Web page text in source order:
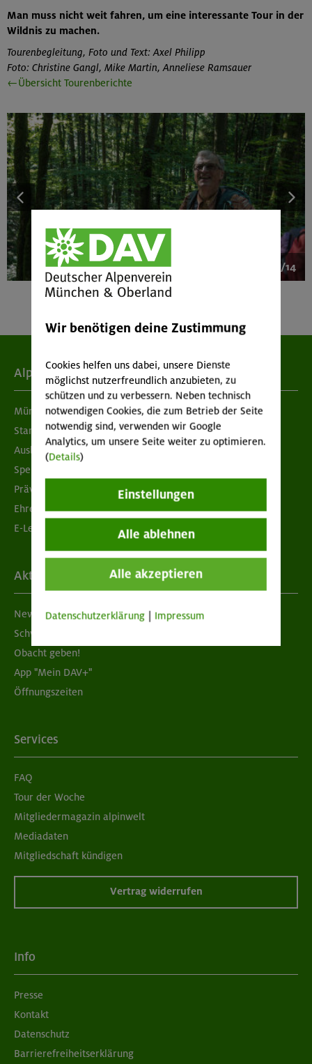
Man muss nicht weit fahren, um eine interessante Tour in der
Wildnis zu machen.
Tourenbegleitung, Foto und Text: Axel Philipp
Foto: Christine Gangl, Mike Martin, Anneliese Ramsauer
←Übersicht Tourenberichte
1/14
Alpenverein
München & Oberland
Standorte
Ausbildung & Jobs
Spenden
Prävention sexualisierter Gewalt
Ehrenamtsbörse
E-Learning
Aktuelles
Newsletter
Schwarzes Brett
Obacht geben!
App "Mein DAV+"
Öffnungszeiten
Services
FAQ
Tour der Woche
Mitgliedermagazin alpinwelt
Mediadaten
Mitgliedschaft kündigen
Vertrag widerrufen
Info
Presse
Kontakt
Datenschutz
Barrierefreiheitserklärung
Wir benötigen deine Zustimmung
Cookies helfen uns dabei, unsere Dienste
möglichst nutzerfreundlich anzubieten, zu
schützen und zu verbessern. Neben technisch
notwendigen Cookies, die zum Betrieb der Seite
notwendig sind, verwenden wir Google
Analytics, um unsere Seite weiter zu optimieren.
(Details)
Einstellungen
Alle ablehnen
Alle akzeptieren
Datenschutzerklärung Impressum